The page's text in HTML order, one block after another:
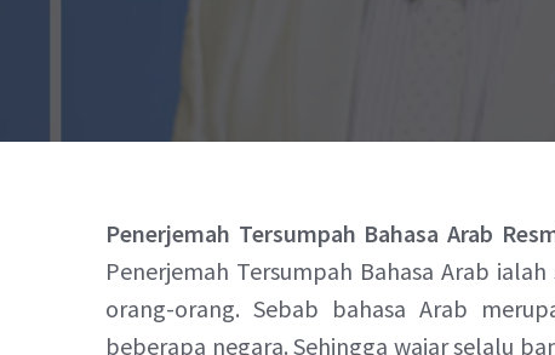
Penerjemah Tersumpah Bahasa Arab
Penerjemah Tersumpah Bahasa Arab
orang-orang. Sebab bahasa Arab
beberapa negara. Sehingga wajar selalu